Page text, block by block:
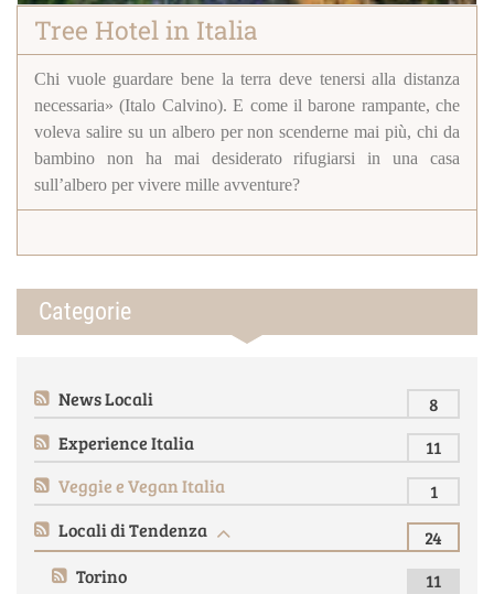
Tree Hotel in Italia
Chi vuole guardare bene la terra deve tenersi alla distanza
necessaria» (Italo Calvino). E come il barone rampante, che
voleva salire su un albero per non scenderne mai più, chi da
bambino non ha mai desiderato rifugiarsi in una casa
sull’albero per vivere mille avventure?
Categorie
News Locali
8
Experience Italia
11
Veggie e Vegan Italia
1
Locali di Tendenza
24
Torino
11